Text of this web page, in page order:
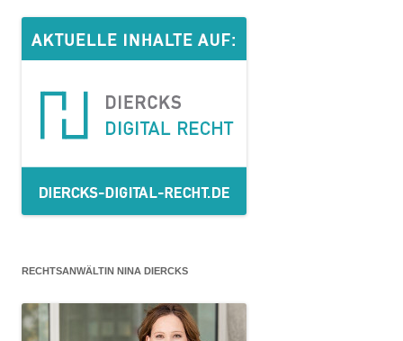
RECHTSANWÄLTIN NINA DIERCKS